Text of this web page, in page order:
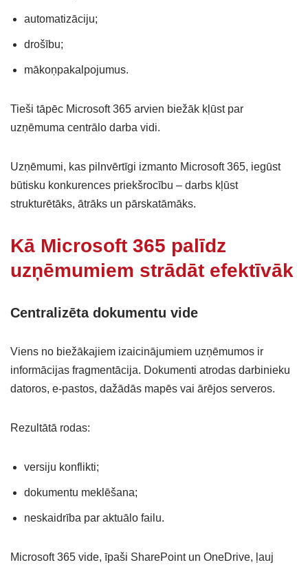
automatizāciju;
drošību;
mākoņpakalpojumus.
Tieši tāpēc Microsoft 365 arvien biežāk kļūst par
uzņēmuma centrālo darba vidi.
Uzņēmumi, kas pilnvērtīgi izmanto Microsoft 365, iegūst
būtisku konkurences priekšrocību – darbs kļūst
strukturētāks, ātrāks un pārskatāmāks.
Kā Microsoft 365 palīdz
uzņēmumiem strādāt efektīvāk
Centralizēta dokumentu vide
Viens no biežākajiem izaicinājumiem uzņēmumos ir
informācijas fragmentācija. Dokumenti atrodas darbinieku
datoros, e-pastos, dažādās mapēs vai ārējos serveros.
Rezultātā rodas:
versiju konflikti;
dokumentu meklēšana;
neskaidrība par aktuālo failu.
Microsoft 365 vide, īpaši SharePoint un OneDrive, ļauj